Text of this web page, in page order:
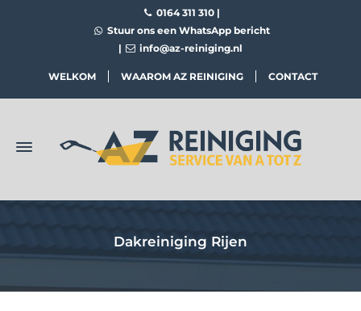
0164 311 310 |
Stuur ons een WhatsApp bericht
|
info@az-reiniging.nl
WELKOM WAAROM AZ REINIGING CONTACT
Dakreiniging Rijen